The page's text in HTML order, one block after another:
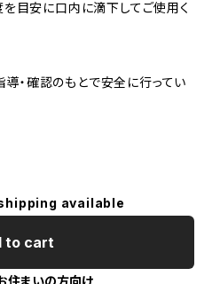
を目安に口内に滴下してご使用く
・確認のもとで安全に行ってい
available
to cart
住まいの方向け